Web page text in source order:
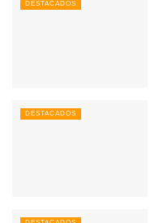
DESTACADOS
DESTACADOS